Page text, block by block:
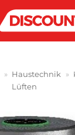
» Haustechnik »
Lüften